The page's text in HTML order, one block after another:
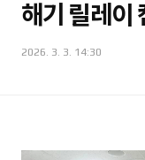
해기 릴레이
2026. 3. 3. 14:30